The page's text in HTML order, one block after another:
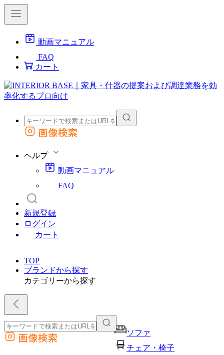
動画マニュアル
FAQ
カート
外部サイトの商品をカートに追加
画像検索
ヘルプ
動画マニュアル
FAQ
新規登録
ログイン
カート
TOP
ブランドから探す
カテゴリーから探す
ソファ
チェア・椅子
外部サイトの商品をカートに追加
他のサイトで見つけた商品ページのURLを貼り付けて、カートに追加できます
画像検索